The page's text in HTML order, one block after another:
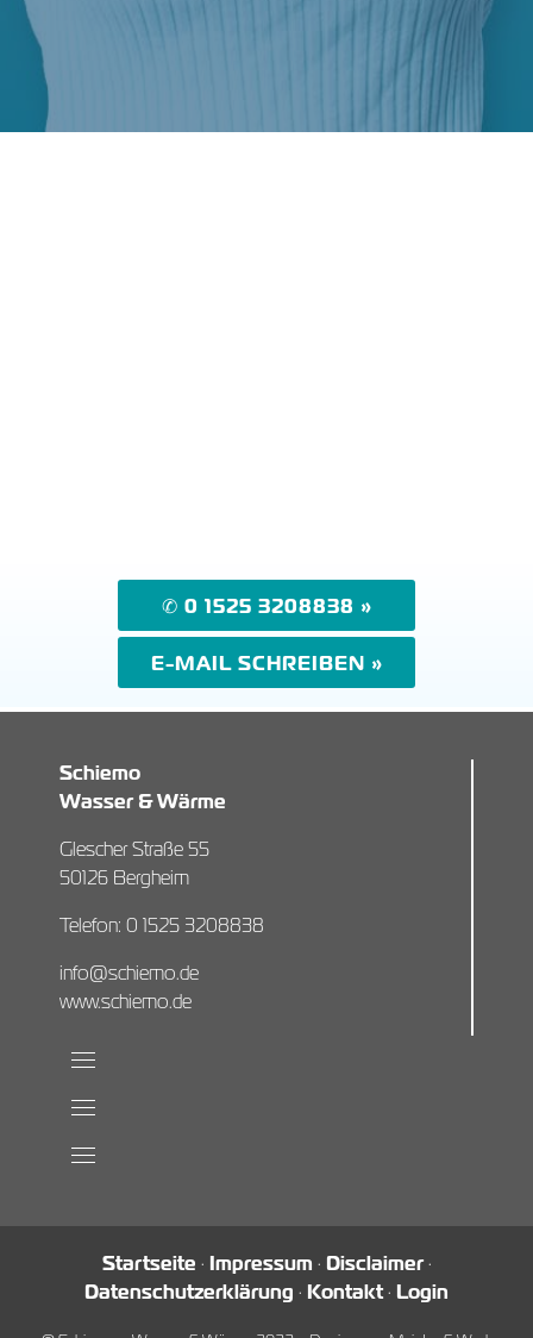
✆ 0 1525 3208838 »
E-MAIL SCHREIBEN »
Schiemo
Wasser & Wärme
Glescher Straße 55
50126 Bergheim
Telefon: 0 1525 3208838
info@schiemo.de
www.schiemo.de
Startseite · Impressum · Disclaimer·
Datenschutzerklärung · Kontakt· Login